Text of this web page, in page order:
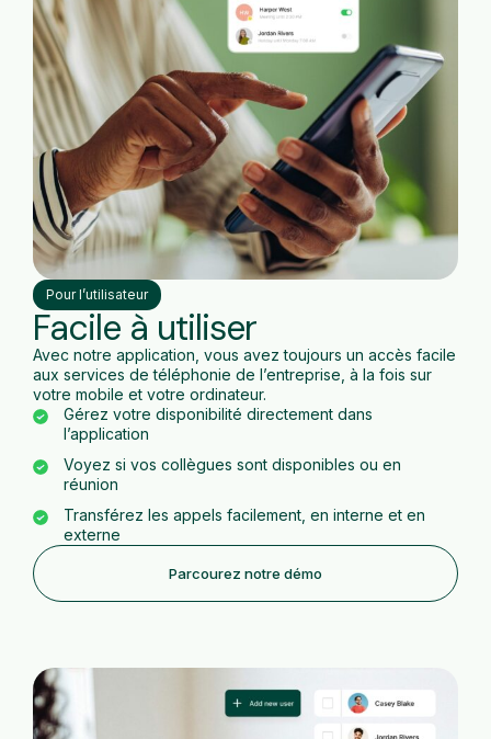
Pour l’utilisateur
Facile à utiliser
Avec notre application, vous avez toujours un accès facile
aux services de téléphonie de l’entreprise, à la fois sur
votre mobile et votre ordinateur.
Gérez votre disponibilité directement dans
l’application
Voyez si vos collègues sont disponibles ou en
réunion
Transférez les appels facilement, en interne et en
externe
Parcourez notre démo